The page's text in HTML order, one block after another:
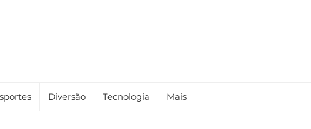
Diversão Tecnologia Mais